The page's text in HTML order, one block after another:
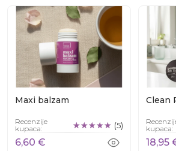
Maxi balzam
Recenzije
kupaca:
(5)
6,60 €
Clean
kupaca:
18,95